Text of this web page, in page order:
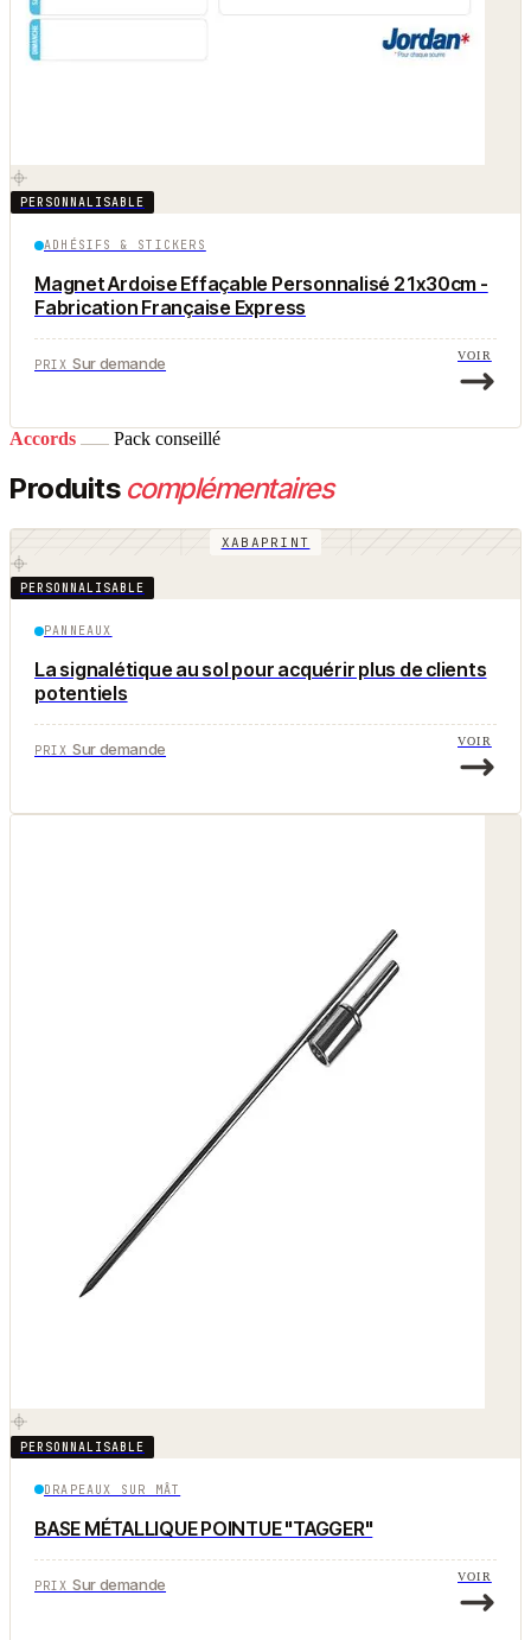
PERSONNALISABLE
ADHÉSIFS & STICKERS
Magnet Ardoise Effaçable Personnalisé 21x30cm -
Fabrication Française Express
PRIX Sur demande VOIR
Accords Pack conseillé
Produits complémentaires
XABAPRINT
PERSONNALISABLE
PANNEAUX
La signalétique au sol pour acquérir plus de clients
potentiels
PRIX Sur demande VOIR
PERSONNALISABLE
DRAPEAUX SUR MÂT
BASE MÉTALLIQUE POINTUE "TAGGER"
PRIX Sur demande VOIR